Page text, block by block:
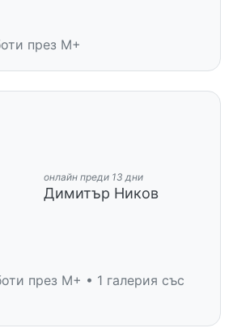
през M+
онлайн преди 13 дни
Димитър Ников
през M+ • 1 галерия със